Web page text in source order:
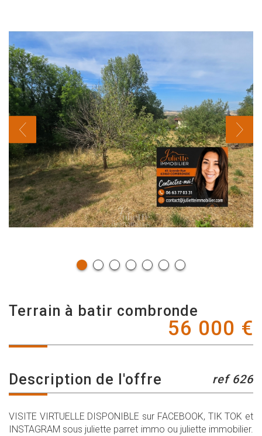
terrain à batir combronde
56 000 €
description de l'offre ref 626
VISITE VIRTUELLE DISPONIBLE sur FACEBOOK, TIK TOK et
INSTAGRAM sous juliette parret immo ou juliette immobilier.